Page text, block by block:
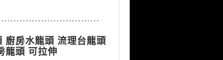
廚房水龍頭 流理台龍頭
龍頭 可拉伸